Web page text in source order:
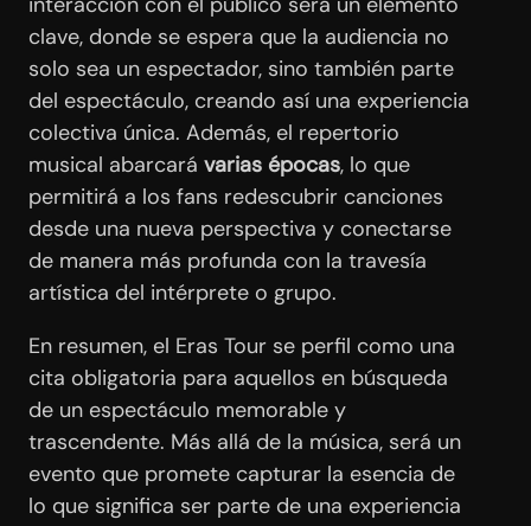
clave, donde se espera que la audiencia no
solo sea un espectador, sino también parte
del espectáculo, creando así una experiencia
colectiva única. Además, el repertorio
musical abarcará varias épocas, lo que
permitirá a los fans redescubrir canciones
desde una nueva perspectiva y conectarse
de manera más profunda con la travesía
artística del intérprete o grupo.
En resumen, el Eras Tour se perfil como una
cita obligatoria para aquellos en búsqueda
de un espectáculo memorable y
trascendente. Más allá de la música, será un
evento que promete capturar la esencia de
lo que significa ser parte de una experiencia